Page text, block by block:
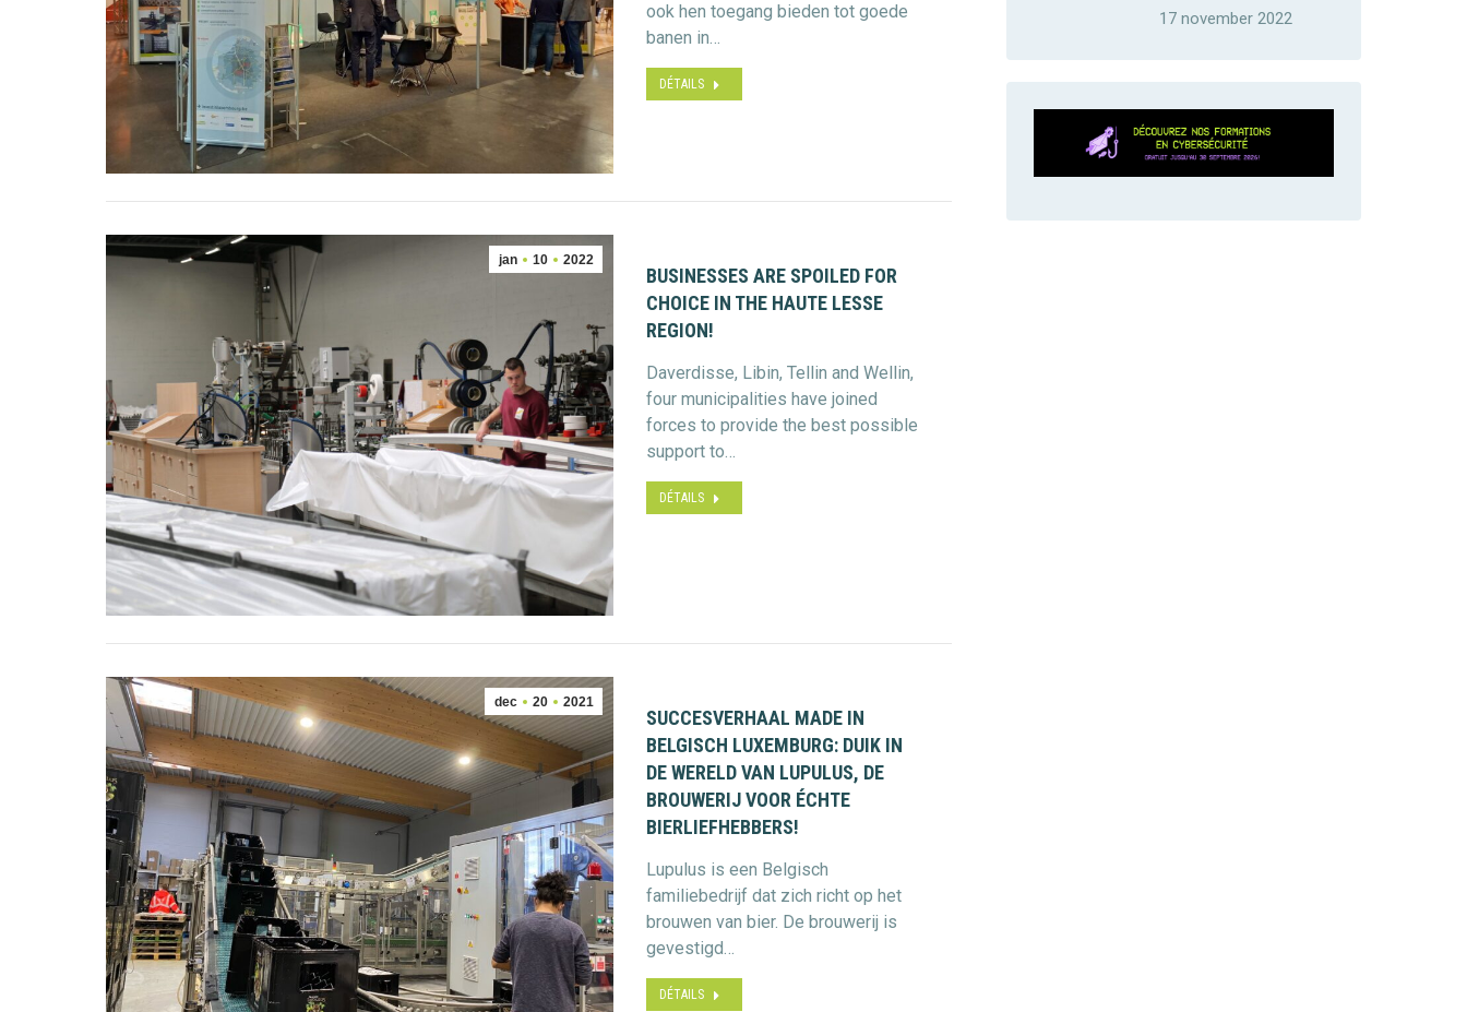
ook hen toegang bieden tot goede
banen in…
DÉTAILS
jan 10 2022
BUSINESSES ARE SPOILED FOR
CHOICE IN THE HAUTE LESSE
REGION!
Daverdisse, Libin, Tellin and Wellin,
four municipalities have joined
forces to provide the best possible
support to…
DÉTAILS
dec 20 2021
SUCCESVERHAAL MADE IN
BELGISCH LUXEMBURG: DUIK IN
DE WERELD VAN LUPULUS, DE
BROUWERIJ VOOR ÉCHTE
BIERLIEFHEBBERS!
Lupulus is een Belgisch
familiebedrijf dat zich richt op het
brouwen van bier. De brouwerij is
gevestigd…
DÉTAILS
17 november 2022